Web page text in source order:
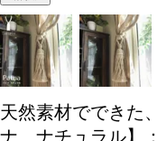
天然素材でできた
ナ ナチュラル】